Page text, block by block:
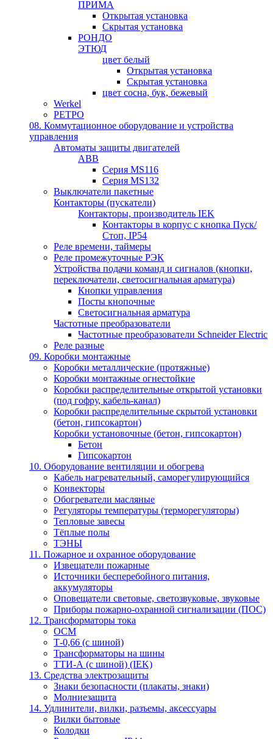
ПРИМА
Открытая установка
Скрытая установка
РОНДО
ЭТЮД
цвет белый
Открытая установка
Скрытая установка
цвет сосна, бук, бежевый
Werkel
РЕТРО
08. Коммутационное оборудование и устройства
управления
Автоматы защиты двигателей
ABB
Серия MS116
Серия MS132
Выключатели пакетные
Контакторы (пускатели)
Контакторы, производитель IEK
Контакторы в корпус с кнопка Пуск/
Стоп, IP54
Реле времени, таймеры
Реле промежуточные РЭК
Устройства подачи команд и сигналов (кнопки,
переключатели, светосигнальная арматура)
Кнопки управления
Посты кнопочные
Светосигнальная арматура
Частотные преобразователи
Частотные преобразователи Schneider Electric
Реле разные
09. Коробки монтажные
Коробки металлические (протяжные)
Коробки монтажные огнестойкие
Коробки распределительные открытой установки
(под гофру, кабель-канал)
Коробки распределительные скрытой установки
(бетон, гипсокартон)
Коробки установочные (бетон, гипсокартон)
Бетон
Гипсокартон
10. Оборудование вентиляции и обогрева
Кабель нагревательный, саморегулирующийся
Конвекторы
Обогреватели масляные
Регуляторы температуры (терморегуляторы)
Тепловые завесы
Тёплые полы
ТЭНЫ
11. Пожарное и охранное оборудование
Извещатели пожарные
Источники бесперебойного питания,
аккумуляторы
Оповещатели световые, светозвуковые, звуковые
Приборы пожарно-охранной сигнализации (ПОС)
12. Трансформаторы тока
ОСМ
Т-0,66 (с шиной)
Трансформаторы на шины
ТТИ-А (с шиной) (IEK)
13. Средства электрозащиты
Знаки безопасности (плакаты, знаки)
Молниезащита
14. Удлинители, вилки, разъемы, аксессуары
Вилки бытовые
Колодки